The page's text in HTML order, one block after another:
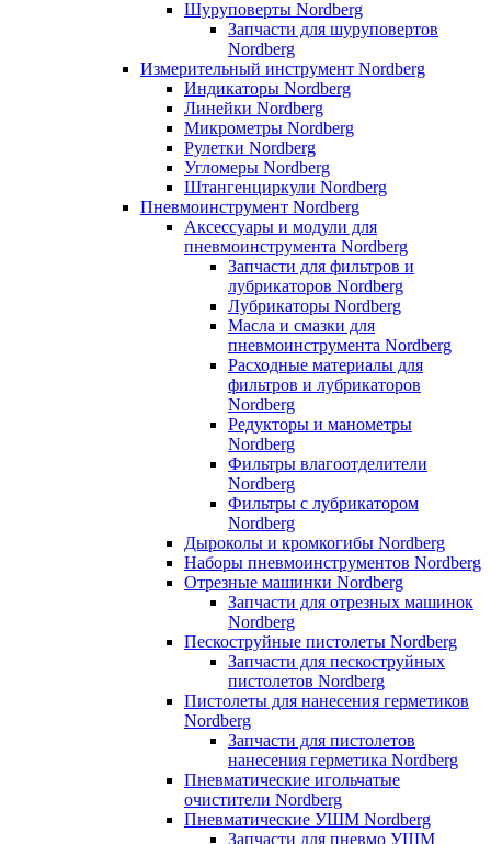
Шуруповерты Nordberg
Запчасти для шуруповертов
Nordberg
Измерительный инструмент Nordberg
Индикаторы Nordberg
Линейки Nordberg
Микрометры Nordberg
Рулетки Nordberg
Угломеры Nordberg
Штангенциркули Nordberg
Пневмоинструмент Nordberg
Аксессуары и модули для
пневмоинструмента Nordberg
Запчасти для фильтров и
лубрикаторов Nordberg
Лубрикаторы Nordberg
Масла и смазки для
пневмоинструмента Nordberg
Расходные материалы для
фильтров и лубрикаторов
Nordberg
Редукторы и манометры
Nordberg
Фильтры влагоотделители
Nordberg
Фильтры с лубрикатором
Nordberg
Дыроколы и кромкогибы Nordberg
Наборы пневмоинструментов Nordberg
Отрезные машинки Nordberg
Запчасти для отрезных машинок
Nordberg
Пескоструйные пистолеты Nordberg
Запчасти для пескоструйных
пистолетов Nordberg
Пистолеты для нанесения герметиков
Nordberg
Запчасти для пистолетов
нанесения герметика Nordberg
Пневматические игольчатые
очистители Nordberg
Пневматические УШМ Nordberg
Запчасти для пневмо УШМ